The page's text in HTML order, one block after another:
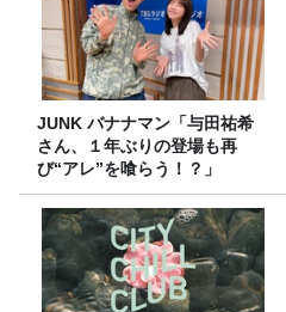
JUNK バナナマン「与田祐希
さん、１年ぶりの登場も再
び“アレ”を喰らう！？」